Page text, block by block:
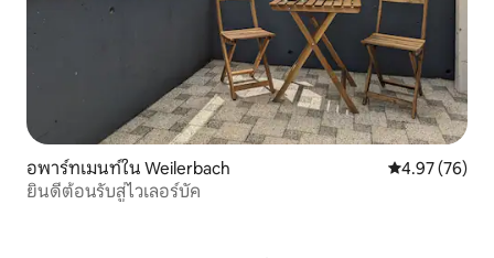
อพาร์ทเมนท์ใน Weilerbach คะแนนเฉลี่ย
4.97 (76)
ยินดีต้อนรับสู่ไวเลอร์บัค